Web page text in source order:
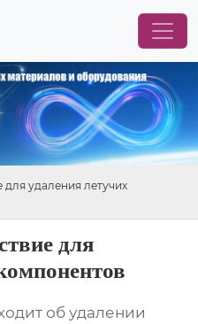
удаления летучих
для
об удалении